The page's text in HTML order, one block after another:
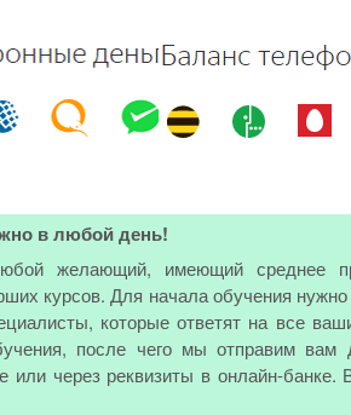
в любой день!
желающий, имеющий среднее
курсов. Для начала обучения
которые ответят на все
после чего мы отправим вам
или через реквизиты в онлайн-